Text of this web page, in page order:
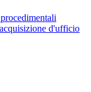
d'ufficio